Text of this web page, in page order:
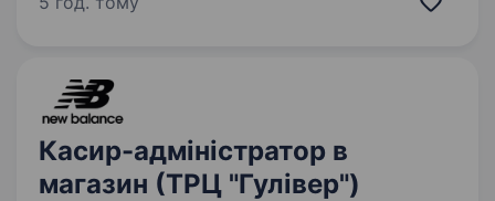
Касир-адміністратор в
магазин (ТРЦ "Гулівер")